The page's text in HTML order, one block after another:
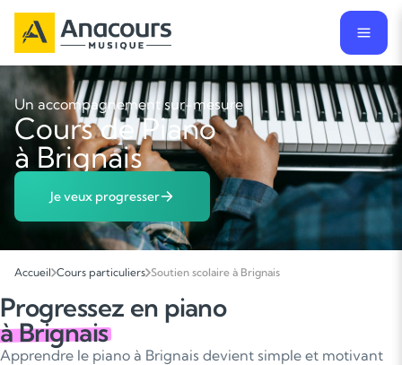
Un accompagnement sur-mesure
Cours de Piano
à Brignais
Je veux progresser
Accueil Cours particuliers Soutien scolaire à Brignais
Progressez en piano
à Brignais
Apprendre le piano à Brignais devient simple et motivant